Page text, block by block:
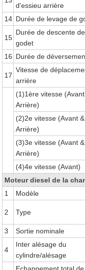
d'essieu arrière
14 Durée de levage de
15
Durée de descente de
godet
16 Durée de
17
Vitesse de
arrière
(1)1ère vitesse
Arrière)
(2)2e vitesse (Avant &
Arrière)
(3)3e vitesse (Avant &
Arrière)
(4)4e vitesse (Avant)
Moteur diesel de la
1
Modèle
2 Type
3
Sortie nominale
4
Inter alésage du
cylindre/alésage